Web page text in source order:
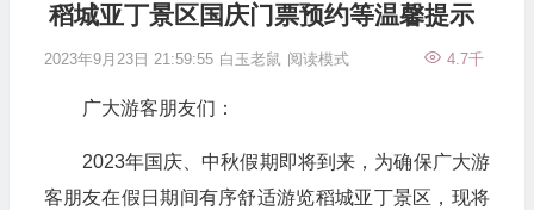
稻城亚丁景区国庆门票预约等温馨提示
2023年9月23日 21:59:55 白玉老鼠 4.7千
阅读模式
广大游客朋友们：
2023年国庆、中秋假期即将到来，为确保广大游
客朋友在假日期间有序舒适游览稻城亚丁景区，现将